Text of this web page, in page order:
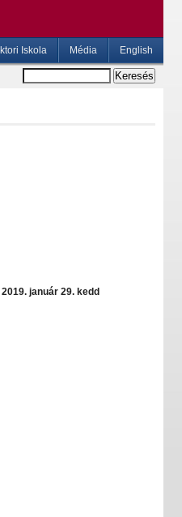
Iskola Média English
2019. január 29. kedd